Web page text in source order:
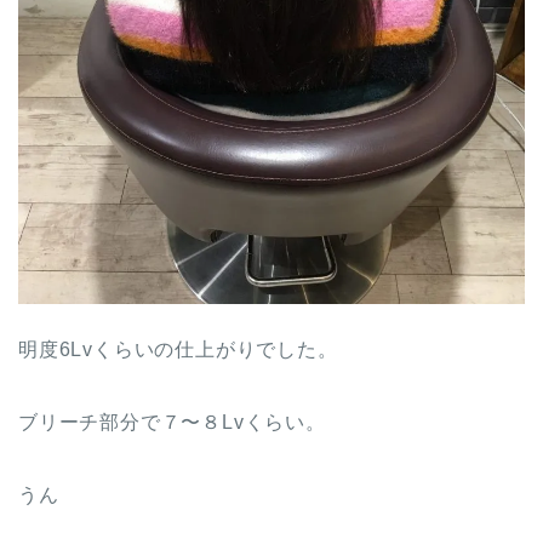
明度6Lvくらいの仕上がりでした。
ブリーチ部分で７〜８Lvくらい。
うん